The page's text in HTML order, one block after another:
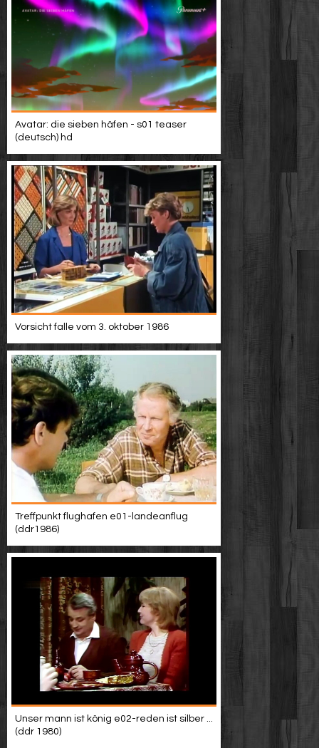
Avatar: die sieben häfen - s01 teaser
(deutsch) hd
Vorsicht falle vom 3. oktober 1986
Treffpunkt flughafen e01-landeanflug
(ddr1986)
Unser mann ist könig e02-reden ist silber ...
(ddr 1980)